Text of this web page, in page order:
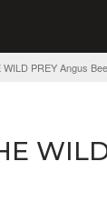
PREY Angus